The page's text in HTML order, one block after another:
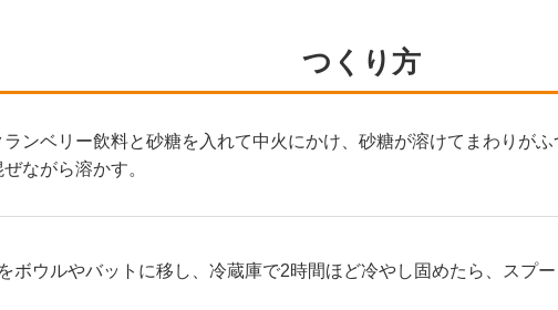
つくり方
ランベリー飲料と砂糖を入れて中火にかけ、砂糖が溶けてまわりが
ぜながら溶かす。
をボウルやバットに移し、冷蔵庫で2時間ほど冷やし固めたら、スプー